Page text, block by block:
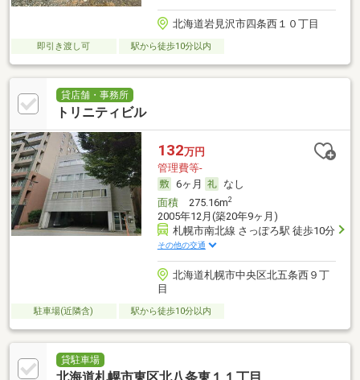
北海道岩見沢市四条西１０丁目
即引き渡し可 駅から徒歩10分以内
貸店舗・事務所
トリニティビル
132万円
管理費等-
6ヶ月
なし
面積275.16m2
2005年12月(築20年9ヶ月)
札幌市南北線 さっぽろ駅 徒歩10分
その他の交通
北海道札幌市中央区北五条西９丁
目
駐車場(近隣含) 駅から徒歩10分以内
貸駐車場